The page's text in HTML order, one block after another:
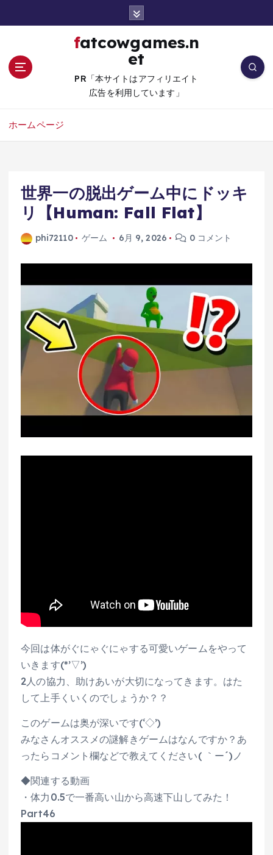
fatcowgames.n
et
PR「本サイトはアフィリエイト
広告を利用しています」
ホームページ
世界一の脱出ゲーム中にドッキ
リ【Human: Fall Flat】
phi72110 ゲーム 6月 9, 2026 0 コメント
今回は体がぐにゃぐにゃする可愛いゲームをやって
いきます(*’▽’)
2人の協力、助けあいが大切になってきます。はた
して上手くいくのでしょうか？？
このゲームは奥が深いです(‘◇’)ゞ
みなさんオススメの謎解きゲームはなんですか？あ
ったらコメント欄などで教えてください( ｀ー´)ノ
◆関連する動画
・体力0.5で一番高い山から高速下山してみた！
Part46